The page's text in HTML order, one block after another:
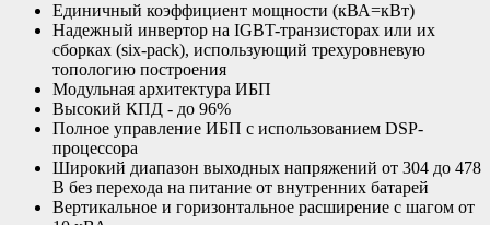
Единичный коэффициент мощности (кВА=кВт)
Надежный инвертор на IGBT-транзисторах или их
сборках (six-pack), использующий трехуровневую
топологию построения
Модульная архитектура ИБП
Высокий КПД - до 96%
Полное управление ИБП с использованием DSP-
процессора
Широкий диапазон выходных напряжений от 304 до 478
В без перехода на питание от внутренних батарей
Вертикальное и горизонтальное расширение с шагом от